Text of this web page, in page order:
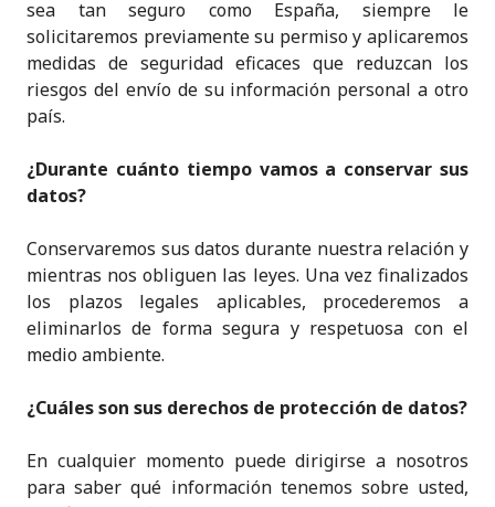
sea tan seguro como España, siempre le
solicitaremos previamente su permiso y aplicaremos
medidas de seguridad eficaces que reduzcan los
riesgos del envío de su información personal a otro
país.
¿Durante cuánto tiempo vamos a conservar sus
datos?
Conservaremos sus datos durante nuestra relación y
mientras nos obliguen las leyes. Una vez finalizados
los plazos legales aplicables, procederemos a
eliminarlos de forma segura y respetuosa con el
medio ambiente.
¿Cuáles son sus derechos de protección de datos?
En cualquier momento puede dirigirse a nosotros
para saber qué información tenemos sobre usted,